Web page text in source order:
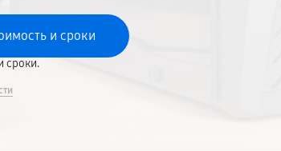
сроки.